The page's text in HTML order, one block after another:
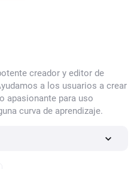
creador y editor de
a los usuarios a crear
apasionante para uso
curva de aprendizaje.